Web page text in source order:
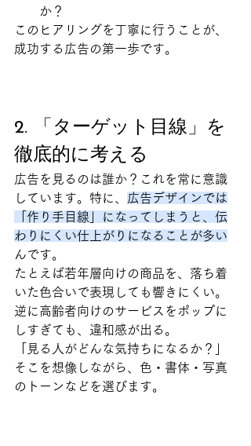
か？
このヒアリングを丁寧に行うことが、
成功する広告の第一歩です。
2. 「ターゲット目線」を
徹底的に考える
広告を見るのは誰か？これを常に意識
しています。特に、
広告デザインでは
「作り手目線」になってしまうと、伝
わりにくい仕上がりになることが多い
んです。
たとえば若年層向けの商品を、落ち着
いた色合いで表現しても響きにくい。
逆に高齢者向けのサービスをポップに
しすぎても、違和感が出る。
「見る人がどんな気持ちになるか？」
そこを想像しながら、色・書体・写真
のトーンなどを選びます。